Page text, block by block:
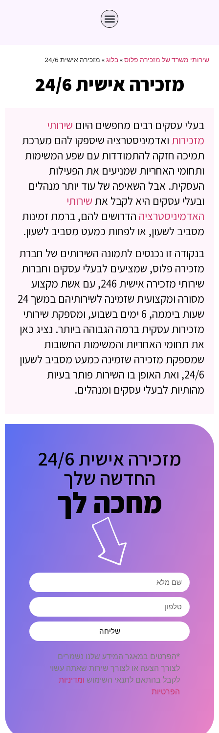
שירותי משרד של מזכירה פלוס»בלוג» מזכירה אישית 24/6
מזכירה אישית 24/6
בעלי עסקים רבים מחפשים היום שירותי
מזכירות ואדמיניסטרציה שיספקו להם מערכת
תמיכה חזקה להתמודדות עם שפע המשימות
ותחומי האחריות שמניעים את הפעילות
העסקית. אבל השאיפה של עוד יותר מנהלים
ובעלי עסקים היא לקבל את שירותי
האדמיניסטרציה הדרושים להם, ברמת זמינות
מסביב לשעון, או לפחות כמעט מסביב לשעון.
בנקודה זו נכנסים לתמונה השירותים של חברת
מזכירה פלוס, שמציעים לבעלי עסקים וחברות
שירותי מזכירה אישית 246, עם אשת מקצוע
מסורה ומקצועית שזמינה לשירותיהם במשך 24
שעות ביממה, 6 ימים בשבוע, ומספקת שירותי
מזכירות עסקית ברמה הגבוהה ביותר. נציג כאן
את תחומי האחריות והמשימות החשובות
שמספקת מזכירה שזמינה כמעט מסביב לשעון
24/6, ואת האופן בו השירות פותר בעיות
מהותיות לבעלי עסקים ומנהלים.
מזכירה אישית 24/6
החדשה שלך
מחכה לך
שליחה
*הפרטים במאגר המידע שלנו נשמרים
לצורך הצעה או לצורך שירות שאתה עשוי
לקבל בהתאם לתנאי השימוש ומדיניות
הפרטיות